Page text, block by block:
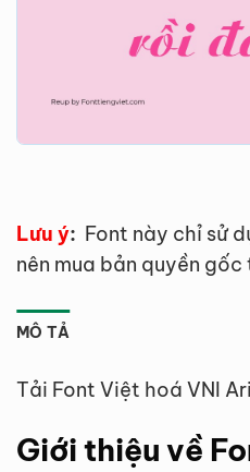
Lưu ý: Font này chỉ sử
nên mua bản quyền
MÔ TẢ
Tải Font Việt hoá VNI
Giới thiệu về